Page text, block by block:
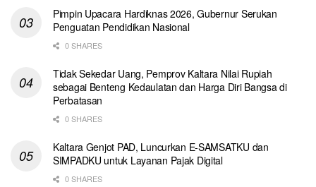
Pimpin Upacara Hardiknas 2026, Gubernur Serukan
Penguatan Pendidikan Nasional
0 SHARES
Tidak Sekedar Uang, Pemprov Kaltara Nilai Rupiah
sebagai Benteng Kedaulatan dan Harga Diri Bangsa di
Perbatasan
0 SHARES
Kaltara Genjot PAD, Luncurkan E-SAMSATKU dan
SIMPADKU untuk Layanan Pajak Digital
0 SHARES